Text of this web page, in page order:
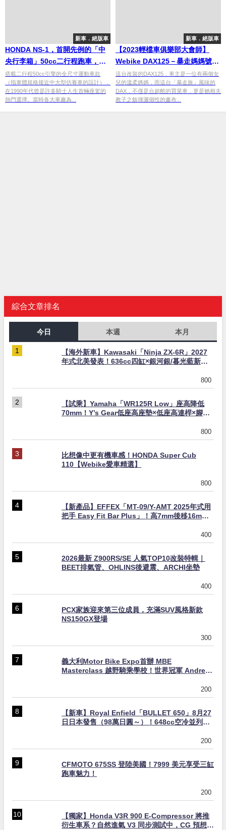
新車．絕版車
HONDA NS-1，首開先例的「中
央行李箱」50cc二行程跑車，兼
顧帥氣與便利
搭載二行程50cc引擎的全尺寸運動車款
（指車體規格接近中大型仿賽車的設計），
在1990年代曾是許多騎士人生首輛座駕的
熱門選擇。當時各大車廠為...
新車．絕版車
【2023輕檔車俱樂部大會師】
Webike DAX125－暴走媽媽號改
裝示範車登場！
這台改裝的DAX125，車主是一位有兩個女
兒的溫柔媽媽，而這台「暴走族」風味的
DAX，不僅是台超酷的買菜車，更是她相夫
教子之餘揮灑個性的畫布...
綜合文章排名
今日 本週 本月
【海外新車】Kawasaki「Ninja ZX-6R」2027
年式北美發表！636cc四缸×銀河銀/暮光藍新色
800
【試乘】Yamaha「WR125R Low」座高降低
70mm！Y’s Gear低座高座墊×低座高連桿×腳踏
800
比想像中更有機車感！HONDA Super Cub
110【Webike愛車精選】
800
【新產品】EFFEX「MT-09/Y-AMT 2025年式用
把手 Easy Fit Bar Plus」！高7mm後移16mm
400
2026最新 Z900RS/SE 人氣TOP10改裝特輯｜
BEET排氣管、OHLINS後避震、ARCHI坐墊
400
PCX家族迎來第三位成員，充滿SUV風格新款
NS150GX登場
300
義大利Motor Bike Expo首辦 MBE
Masterclass 越野騎乘學校！世界冠軍 Andrea
200
【新車】Royal Enfield「BULLET 650」8月27
日日本發售（98萬日圓～）！648cc空冷並列雙
200
CFMOTO 675SS 登陸美國！7999 美元享受三缸
跑車魅力！
200
【獨家】Honda V3R 900 E-Compressor 將推
衍生車系？自然進氣 V3 同步測試中，CG 預想曝